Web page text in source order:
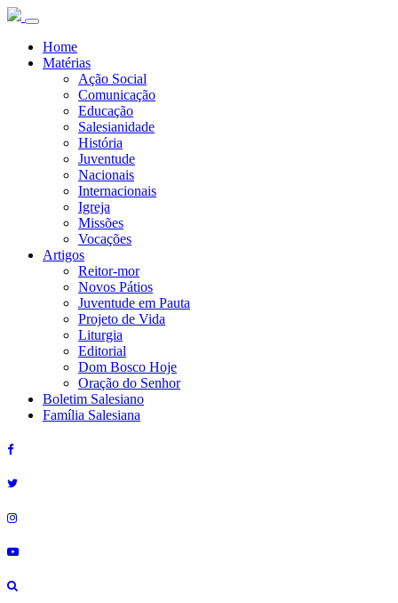
Home
Matérias
Ação Social
Comunicação
Educação
Salesianidade
História
Juventude
Nacionais
Internacionais
Igreja
Missões
Vocações
Artigos
Reitor-mor
Novos Pátios
Juventude em Pauta
Projeto de Vida
Liturgia
Editorial
Dom Bosco Hoje
Oração do Senhor
Boletim Salesiano
Família Salesiana